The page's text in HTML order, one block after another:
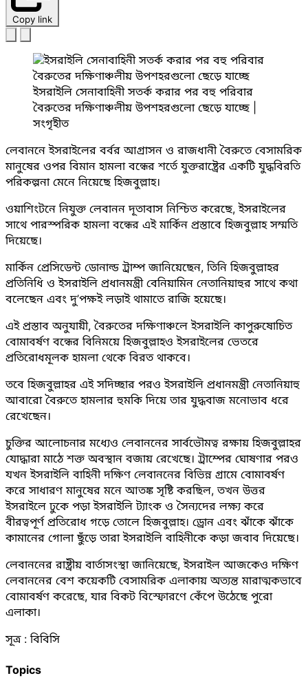
Copy link
ইসরাইলি সেনাবাহিনী সতর্ক করার পর বহু পরিবার
বৈরুতের দক্ষিণাঞ্চলীয় উপশহরগুলো ছেড়ে যাচ্ছে
সংগৃহীত
লেবাননে ইসরাইলের বর্বর আগ্রাসন ও রাজধানী বৈরুতে বেসামরিক
মানুষের ওপর বিমান হামলা বন্ধের শর্তে যুক্তরাষ্ট্রের একটি যুদ্ধবিরতি
পরিকল্পনা মেনে নিয়েছে হিজবুল্লাহ।
ওয়াশিংটনে নিযুক্ত লেবানন দূতাবাস নিশ্চিত করেছে, ইসরাইলের
সাথে পারস্পরিক হামলা বন্ধের এই মার্কিন প্রস্তাবে হিজবুল্লাহ সম্মতি
দিয়েছে।
মার্কিন প্রেসিডেন্ট ডোনাল্ড ট্রাম্প জানিয়েছেন, তিনি হিজবুল্লাহর
প্রতিনিধি ও ইসরাইলি প্রধানমন্ত্রী বেনিয়ামিন নেতানিয়াহুর সাথে কথা
বলেছেন এবং দু’পক্ষই লড়াই থামাতে রাজি হয়েছে।
এই প্রস্তাব অনুযায়ী, বৈরুতের দক্ষিণাঞ্চলে ইসরাইলি কাপুরুষোচিত
বোমাবর্ষণ বন্ধের বিনিময়ে হিজবুল্লাহও ইসরাইলের ভেতরে
প্রতিরোধমূলক হামলা থেকে বিরত থাকবে।
তবে হিজবুল্লাহর এই সদিচ্ছার পরও ইসরাইলি প্রধানমন্ত্রী নেতানিয়াহু
আবারো বৈরুতে হামলার হুমকি দিয়ে তার যুদ্ধবাজ মনোভাব ধরে
রেখেছেন।
চুক্তির আলোচনার মধ্যেও লেবাননের সার্বভৌমত্ব রক্ষায় হিজবুল্লাহর
যোদ্ধারা মাঠে শক্ত অবস্থান বজায় রেখেছে। ট্রাম্পের ঘোষণার পরও
যখন ইসরাইলি বাহিনী দক্ষিণ লেবাননের বিভিন্ন গ্রামে বোমাবর্ষণ
করে সাধারণ মানুষের মনে আতঙ্ক সৃষ্টি করছিল, তখন উত্তর
ইসরাইলে ঢুকে পড়া ইসরাইলি ট্যাংক ও সৈন্যদের লক্ষ্য করে
বীরত্বপূর্ণ প্রতিরোধ গড়ে তোলে হিজবুল্লাহ। ড্রোন এবং ঝাঁকে ঝাঁকে
কামানের গোলা ছুঁড়ে তারা ইসরাইলি বাহিনীকে কড়া জবাব দিয়েছে।
লেবাননের রাষ্ট্রীয় বার্তাসংস্থা জানিয়েছে, ইসরাইল আজকেও দক্ষিণ
লেবাননের বেশ কয়েকটি বেসামরিক এলাকায় অত্যন্ত মারাত্মকভাবে
বোমাবর্ষণ করেছে, যার বিকট বিস্ফোরণে কেঁপে উঠেছে পুরো
এলাকা।
সূত্র : বিবিসি
Topics